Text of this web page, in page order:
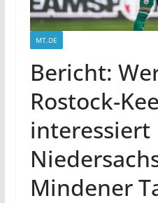
MT.DE
Bericht:
Rostock-
interessiert
Mindener